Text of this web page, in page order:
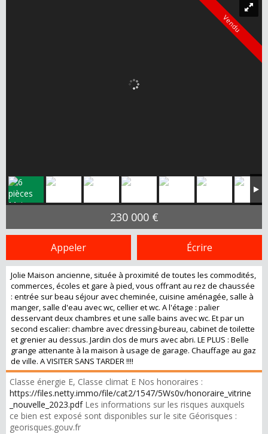
Vendu
230 000 €
Appeler Écrire
Jolie Maison ancienne, située à proximité de toutes les commodités,
commerces, écoles et gare à pied, vous offrant au rez de chaussée
: entrée sur beau séjour avec cheminée, cuisine aménagée, salle à
manger, salle d'eau avec wc, cellier et wc. A l'étage : palier
desservant deux chambres et une salle bains avec wc. Et par un
second escalier: chambre avec dressing-bureau, cabinet de toilette
et grenier au dessus. Jardin clos de murs avec abri. LE PLUS : Belle
grange attenante à la maison à usage de garage. Chauffage au gaz
de ville. A VISITER SANS TARDER !!!!
Classe énergie E, Classe climat E Nos honoraires :
https://files.netty.immo/file/cat2/1547/5Ws0v/honoraire_vitrine
_nouvelle_2023.pdfLes informations sur les risques auxquels
ce bien est exposé sont disponibles sur le site Géorisques :
georisques.gouv.fr